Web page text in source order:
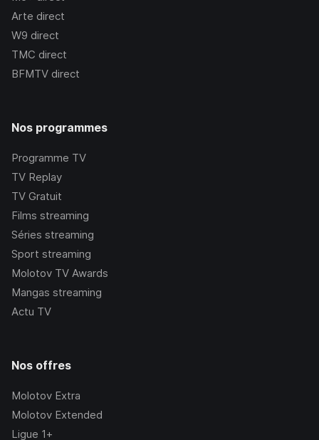
Arte direct
W9 direct
TMC direct
BFMTV direct
Nos programmes
Programme TV
TV Replay
TV Gratuit
Films streaming
Séries streaming
Sport streaming
Molotov TV Awards
Mangas streaming
Actu TV
Nos offres
Molotov Extra
Molotov Extended
Ligue 1+